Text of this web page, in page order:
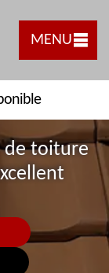
MENU
de toiture